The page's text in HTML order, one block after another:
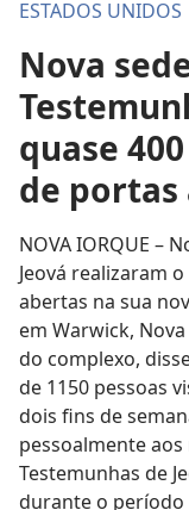
ESTADOS UNIDOS
Nova
quase
de portas
NOVA IORQUE –
Jeová realizaram
abertas na sua
em Warwick,
do complexo,
de 1150 pessoas
dois fins de
pessoalmente
Testemunhas de
durante o período